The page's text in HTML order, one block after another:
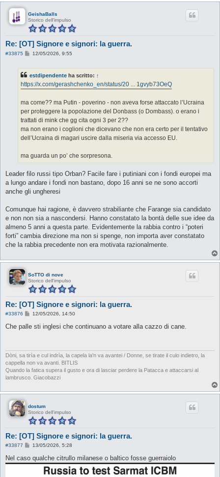
GeishaBalls
Storico dell'impulso
Re: [OT] Signore e signori: la guerra.
#33875
M
a
g
g
o
12/05/2026, 9:55
estdipendente ha scritto: ↑
https://x.com/gerashchenko_en/status/20 ... 1gvyb73OeQ
ma come?? ma Putin - poverino - non aveva forse attaccato l’Ucraina
per proteggere la popolazione del Donbass (o Dombass). o erano i
trattati di mink che gg cita ogni 3 per 2??
ma non erano i coglioni che dicevano che non era certo per il tentativo
dell’Ucraina di magari uscire dalla miseria via accesso EU.
ma guarda un po’ che sorpresona.
Leader filo russi tipo Orban? Facile fare i putiniani con i fondi europei ma
a lungo andare i fondi non bastano, dopo 16 anni se ne sono accorti
anche gli ungheresi
Comunque hai ragione, è davvero strabiliante che Farange sia candidato
e non non sia a nascondersi. Hanno constatato la bontà delle sue idee da
almeno 5 anni a questa parte. Evidentemente la rabbia contro i “poteri
forti” cambia direzione ma non si spenge, non importa aver constatato
che la rabbia precedente non era motivata razionalmente.
SoTTO di nove
Storico dell'impulso
Re: [OT] Signore e signori: la guerra.
#33876
M
s
i
12/05/2026, 14:50
Che palle sti inglesi che continuano a votare alla cazzo di cane.
Dòni, sa tirìa e cul indrìa, la capela la'n va avantei / Donne, se tirate il culo indietro, la
cappella non va avanti. BITLIS
Quando la fatica supera il gusto e ora di lasciar perdere la Patacca e attaccarsi al
lambrusco. Giacobazzi
dostum
Storico dell'impulso
Re: [OT] Signore e signori: la guerra.
#33877
M
s
s
13/05/2026, 5:28
Nel caso qualche citrullo milanese o baltico fosse guerraiolo